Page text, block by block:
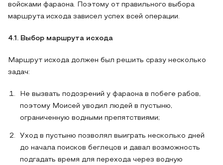
войсками фараона. Поэтому от правильного выбора
маршрута исхода зависел успех всей операции.
4.1. Выбор маршрута исхода
Маршрут исхода должен был решить сразу несколько
задач:
Не вызвать подозрений у фараона в побеге рабов,
поэтому Моисей уводил людей в пустыню,
ограниченную водными препятствиями;
Уход в пустыню позволял выиграть несколько дней
до начала поисков беглецов и давал возможность
подгадать время для перехода через водную